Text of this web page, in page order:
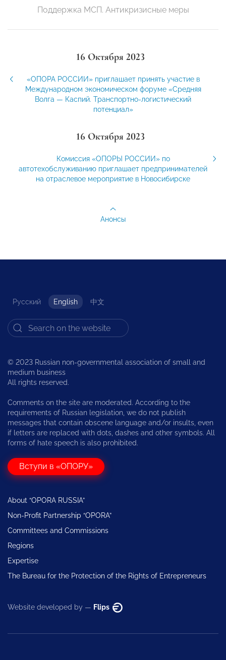
Поддержка МСП. Антикризисные меры
16 Октября 2023
«ОПОРА РОССИИ» приглашает принять участие в
Международном экономическом форуме «Средняя
Волга — Каспий. Транспортно-логистический
потенциал»
16 Октября 2023
Комиссия «ОПОРЫ РОССИИ» по
автотехобслуживанию приглашает предпринимателей
на отраслевое мероприятие в Новосибирске
Анонсы
Русский English 中文
© 2023 Russian non-governmental association of small and
medium business
All rights reserved.
Comments on the site are moderated. According to the
requirements of Russian legislation, we do not publish
messages that contain obscene language and/or insults, even
if letters are replaced with dots, dashes and other symbols. All
forms of hate speech is also prohibited.
Вступи в «ОПОРУ»
About “OPORA RUSSIA”
Non-Profit Partnership “OPORA”
Committees and Commissions
Regions
Expertise
The Bureau for the Protection of the Rights of Entrepreneurs
Website developed by — Flips